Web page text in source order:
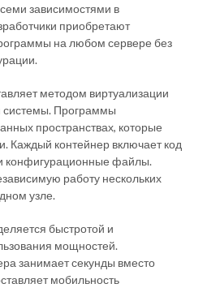
зависимостями в
приобретают
на любом сервере без
методом виртуализации
системы. Программы
пространствах, которые
Каждый контейнер включает код
конфигурационные файлы.
работу нескольких
узле.
быстротой и
мощностей.
занимает секунды вместо
мобильность